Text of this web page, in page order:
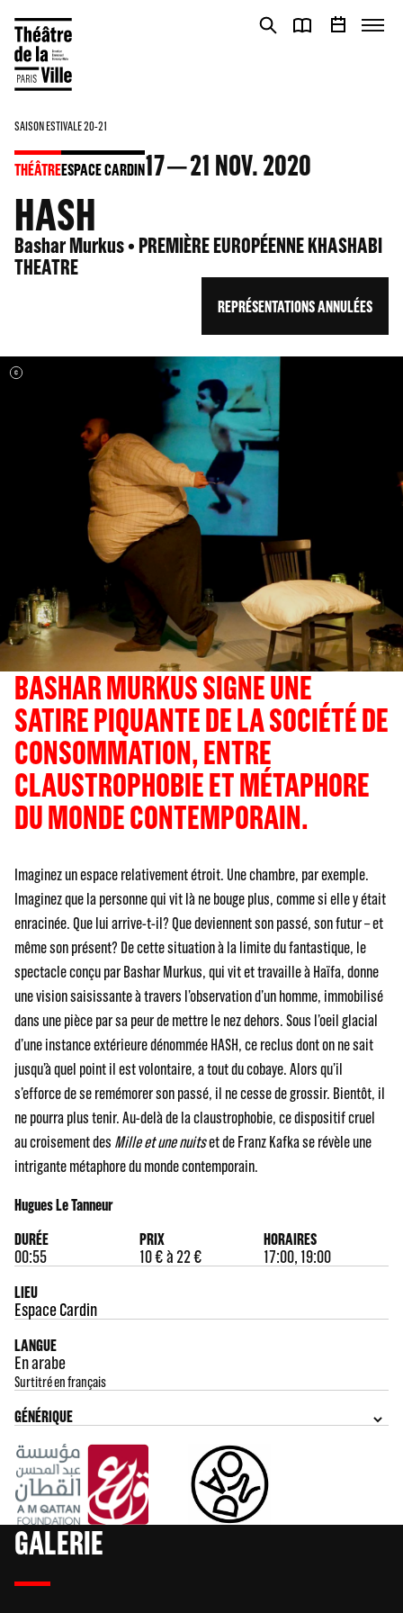
SAISON ESTIVALE 20-21
THÉÂTREESPACE CARDIN17 21 NOV. 2020
HASH
Bashar Murkus • PREMIÈRE EUROPÉENNE KHASHABI
THEATRE
REPRÉSENTATIONS ANNULÉES
BASHAR MURKUS SIGNE UNE
SATIRE PIQUANTE DE LA SOCIÉTÉ DE
CONSOMMATION, ENTRE
CLAUSTROPHOBIE ET MÉTAPHORE
DU MONDE CONTEMPORAIN.
Imaginez un espace relativement étroit. Une chambre, par exemple.
Imaginez que la personne qui vit là ne bouge plus, comme si elle y était
enracinée. Que lui arrive-t-il? Que deviennent son passé, son futur – et
même son présent? De cette situation à la limite du fantastique, le
spectacle conçu par Bashar Murkus, qui vit et travaille à Haïfa, donne
une vision saisissante à travers l’observation d’un homme, immobilisé
dans une pièce par sa peur de mettre le nez dehors. Sous l’oeil glacial
d’une instance extérieure dénommée HASH, ce reclus dont on ne sait
jusqu’à quel point il est volontaire, a tout du cobaye. Alors qu’il
s’efforce de se remémorer son passé, il ne cesse de grossir. Bientôt, il
ne pourra plus tenir. Au-delà de la claustrophobie, ce dispositif cruel
au croisement des Mille et une nuitset de Franz Kafka se révèle une
intrigante métaphore du monde contemporain.
Hugues Le Tanneur
DURÉE
00:55
PRIX
10 € à 22 €
HORAIRES
17:00, 19:00
LIEU
Espace Cardin
LANGUE
En arabe
Surtitré en français
GÉNÉRIQUE
GALERIE